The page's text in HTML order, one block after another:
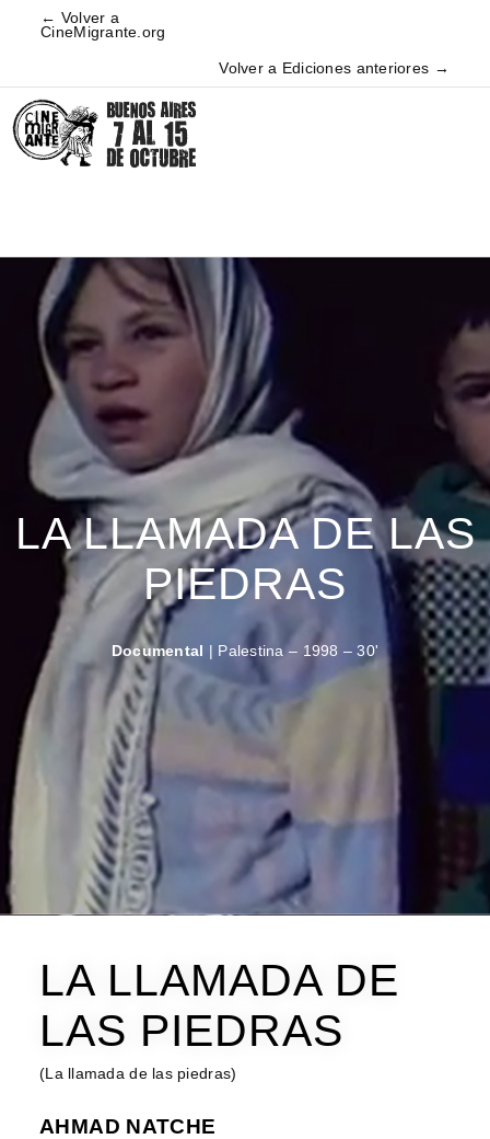
← Volver a
CineMigrante.org
Volver a Ediciones anteriores →
LA LLAMADA DE LAS
PIEDRAS
Documental | Palestina – 1998 – 30'
LA LLAMADA DE
LAS PIEDRAS
(La llamada de las piedras)
AHMAD NATCHE